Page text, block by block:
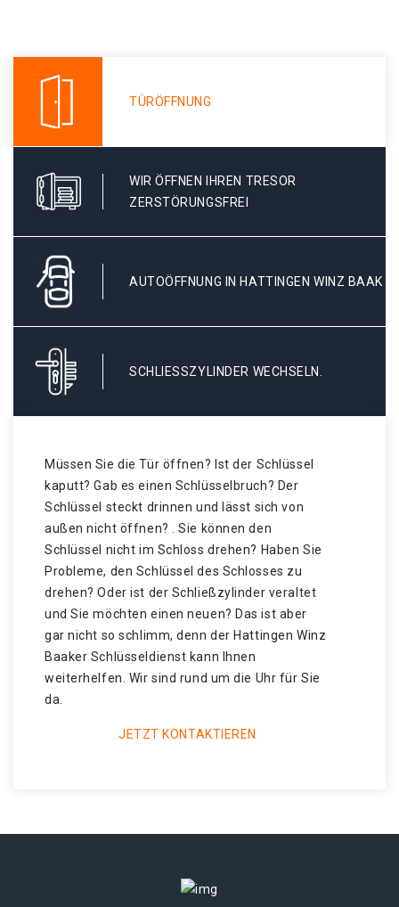
TÜRÖFFNUNG
WIR ÖFFNEN IHREN TRESOR
ZERSTÖRUNGSFREI
AUTOÖFFNUNG IN HATTINGEN WINZ BAAK
SCHLIESSZYLINDER WECHSELN.
Müssen Sie die Tür öffnen? Ist der Schlüssel
kaputt? Gab es einen Schlüsselbruch? Der
Schlüssel steckt drinnen und lässt sich von
außen nicht öffnen? . Sie können den
Schlüssel nicht im Schloss drehen? Haben Sie
Probleme, den Schlüssel des Schlosses zu
drehen? Oder ist der Schließzylinder veraltet
und Sie möchten einen neuen? Das ist aber
gar nicht so schlimm, denn der Hattingen Winz
Baaker Schlüsseldienst kann Ihnen
weiterhelfen. Wir sind rund um die Uhr für Sie
da.
JETZT KONTAKTIEREN